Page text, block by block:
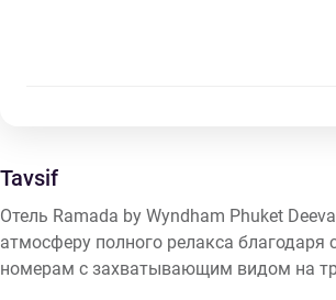
Tavsif
Отель Ramada by Wyndham Phuket
атмосферу полного релакса
номерам с захватывающим видом на